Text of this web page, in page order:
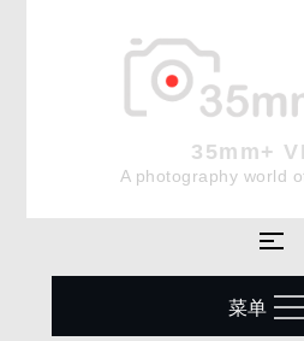
35mm+
A photography world
菜单